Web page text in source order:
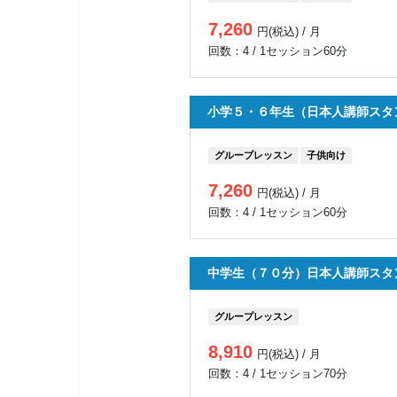
7,260 円(税込) / 月
回数：4 / 1セッション60分
小学５・６年生（日本人講師スタ
グループレッスン 子供向け
7,260 円(税込) / 月
回数：4 / 1セッション60分
中学生（７０分）日本人講師スタ
グループレッスン
8,910 円(税込) / 月
回数：4 / 1セッション70分